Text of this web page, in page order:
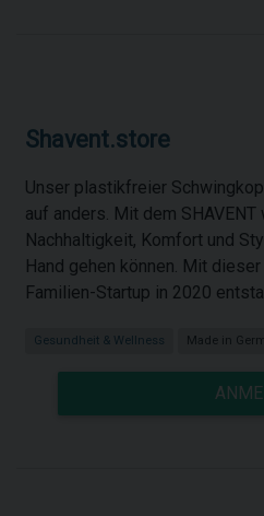
Shavent.store
Unser plastikfreier
auf anders. Mit dem
Nachhaltigkeit, Komfort und
Hand gehen können. Mit
Familien-Startup in 2020
Gesundheit & Wellness Made in